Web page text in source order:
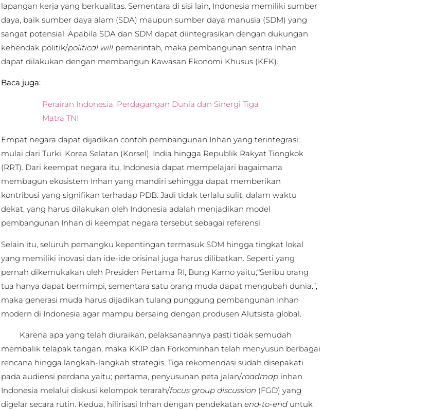
lapangan kerja yang berkualitas. Sementara di sisi lain, Indonesia memiliki sumber
daya, baik sumber daya alam (SDA) maupun sumber daya manusia (SDM) yang
sangat potensial. Apabila SDA dan SDM dapat diintegrasikan dengan dukungan
kehendak politik/political will pemerintah, maka pembangunan sentra Inhan
dapat dilakukan dengan membangun Kawasan Ekonomi Khusus (KEK).
Baca juga:
Perairan Indonesia, Perdagangan Dunia dan Sinergi Tiga
Matra TNI
Empat negara dapat dijadikan contoh pembangunan Inhan yang terintegrasi;
mulai dari Turki, Korea Selatan (Korsel), India hingga Republik Rakyat Tiongkok
(RRT). Dari keempat negara itu, Indonesia dapat mempelajari bagaimana
membagun ekosistem Inhan yang mandiri sehingga dapat memberikan
kontribusi yang signifikan terhadap PDB. Jadi tidak terlalu sulit, dalam waktu
dekat, yang harus dilakukan oleh Indonesia adalah menjadikan model
pembangunan Inhan di keempat negara tersebut sebagai referensi.
Selain itu, seluruh pemangku kepentingan termasuk SDM hingga tingkat lokal
yang memiliki inovasi dan ide-ide orisinal juga harus dilibatkan. Seperti yang
pernah dikemukakan oleh Presiden Pertama RI, Bung Karno yaitu;“Seribu orang
tua hanya dapat bermimpi, sementara satu orang muda dapat mengubah dunia.”,
maka generasi muda harus dijadikan tulang punggung pembangunan Inhan
modern di Indonesia agar mampu bersaing dengan produsen Alutsista global.
Karena apa yang telah diuraikan, pelaksanaannya pasti tidak semudah
membalik telapak tangan, maka KKIP dan Forkominhan telah menyusun berbagai
rencana hingga langkah-langkah strategis. Tiga rekomendasi sudah disepakati
pada audiensi perdana yaitu; pertama, penyusunan peta jalan/roadmapinhan
Indonesia melalui diskusi kelompok terarah/focus group discussion (FGD) yang
digelar secara rutin. Kedua, hilirisasi Inhan dengan pendekatan end-to-enduntuk